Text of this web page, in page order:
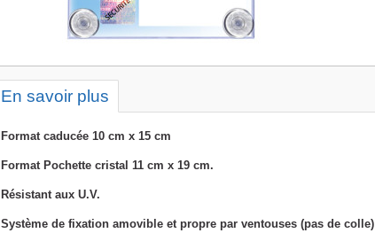
En savoir plus
Format caducée 10 cm x 15 cm
Format Pochette cristal 11 cm x 19 cm.
Résistant aux U.V.
Système de fixation amovible et propre par ventouses (pas de colle)